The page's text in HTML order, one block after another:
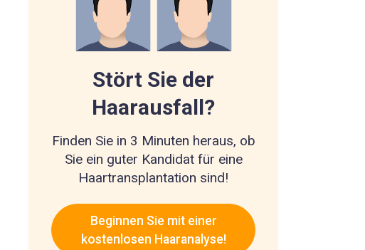
Stört Sie der
Haarausfall?
Finden Sie in 3 Minuten heraus, ob
Sie ein guter Kandidat für eine
Haartransplantation sind!
Beginnen Sie mit einer
kostenlosen Haaranalyse!